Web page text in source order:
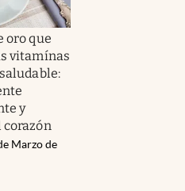
oro que
vitamínas
y
corazón
Marzo de